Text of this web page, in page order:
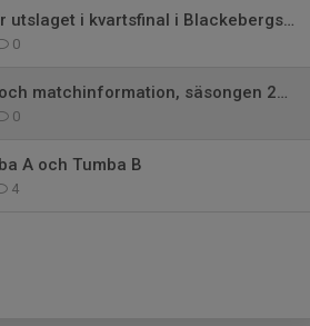
Tumbas P12:or utslaget i kvartsfinal i Blackebergs basketcup 2025
0
Träningstider och matchinformation, säsongen 2025/2026
0
A och Tumba B
4